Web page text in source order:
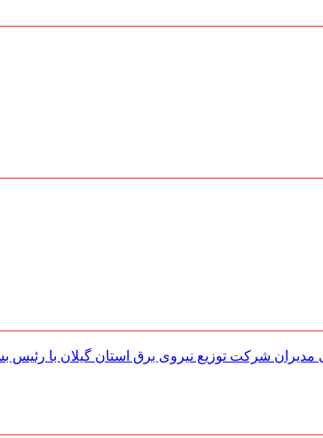
شركت توزیع نیروی برق استان گیلان با رئیس